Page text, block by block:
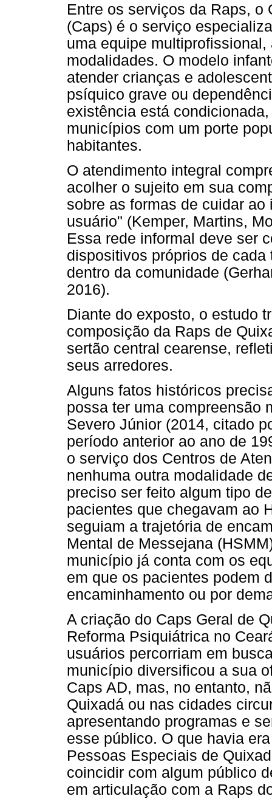
Entre os serviços da Raps, o
(Caps) é o serviço
uma equipe
modalidades. O modelo
atender crianças e
psíquico grave ou
existência está
municípios com um porte
habitantes.
O atendimento integral
acolher o sujeito em sua
sobre as formas de cuidar
usuário" (Kemper, Martins,
Essa rede informal deve ser
dispositivos próprios de
dentro da comunidade
2016).
Diante do exposto, o estudo
composição da Raps de
sertão central cearense,
seus arredores.
Alguns fatos históricos
possa ter uma compreensão
Severo Júnior (2014, citado
período anterior ao ano de
o serviço dos Centros de
nenhuma outra modalidade
preciso ser feito algum tipo
pacientes que chegavam ao
seguiam a trajetória de
Mental de Messejana
município já conta com os
em que os pacientes podem
encaminhamento ou por
A criação do Caps Geral de
Reforma Psiquiátrica no
usuários percorriam em
município diversificou a sua
Caps AD, mas, no entanto,
Quixadá ou nas cidades
apresentando programas e
esse público. O que havia
Pessoas Especiais de
coincidir com algum público
em articulação com a Raps